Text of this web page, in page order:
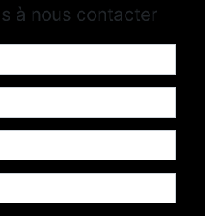
à nous contacter